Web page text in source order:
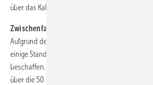
über das Kalenderjahr um ca. ± 1 bis 2 kg/100
Zwischenfazit
Aufgrund der positiven Erfahrungen mit den BZ-
einige Standorte entschlossen, weitere
beschaffen. Hervorzuheben ist hier der
über die 50 in JIVE beziehungsweise JIVE 2